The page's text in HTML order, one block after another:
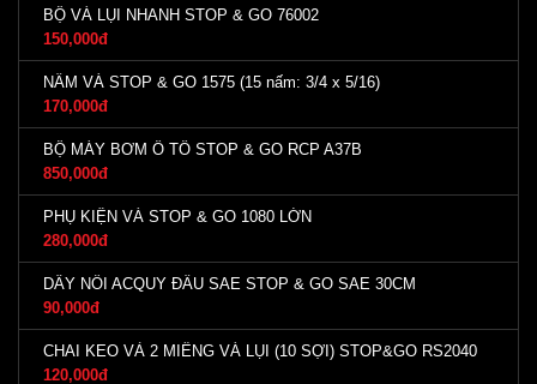
BỘ VÁ LỤI NHANH STOP & GO 76002
150,000đ
NẤM VÁ STOP & GO 1575 (15 nấm: 3/4 x 5/16)
170,000đ
BỘ MÁY BƠM Ô TÔ STOP & GO RCP A37B
850,000đ
PHỤ KIỆN VÁ STOP & GO 1080 LỚN
280,000đ
DÂY NỐI ACQUY ĐẦU SAE STOP & GO SAE 30CM
90,000đ
CHAI KEO VÀ 2 MIẾNG VÁ LỤI (10 SỢI) STOP&GO RS2040
120,000đ